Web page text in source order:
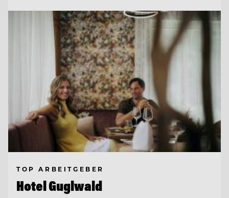
TOP ARBEITGEBER
Hotel Guglwald